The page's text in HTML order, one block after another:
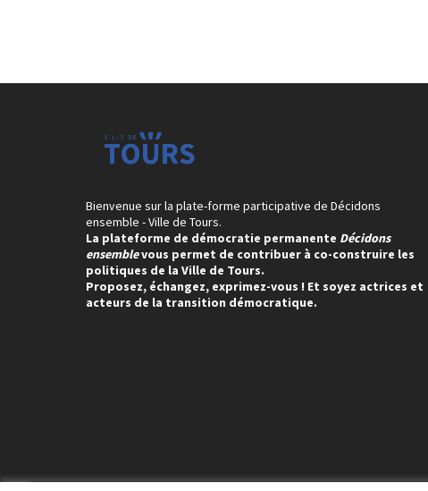
Bienvenue sur la plate-forme participative de Décidons
ensemble - Ville de Tours.
La plateforme de démocratie permanente Décidons
ensemblevous permet de contribuer à co-construire les
politiques de la Ville de Tours.
Proposez, échangez, exprimez-vous ! Et soyez actrices et
acteurs de la transition démocratique.